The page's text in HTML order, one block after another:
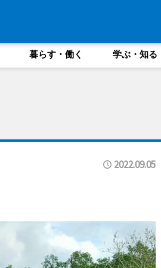
暮らす・働く 学ぶ・知る
2022.09.05